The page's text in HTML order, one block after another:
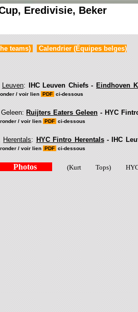
Eredivisie, Beker
teams) Calendrier (Équipes belges)
Leuven: IHC Leuven Chiefs - Eindhoven
/ voir lien PDF ci-dessous
Ruijters Eaters Geleen - HYC
/ voir lien PDF ci-dessous
Herentals: HYC Fintro Herentals- IHC
/ voir lien PDF ci-dessous
(Kurt Tops)